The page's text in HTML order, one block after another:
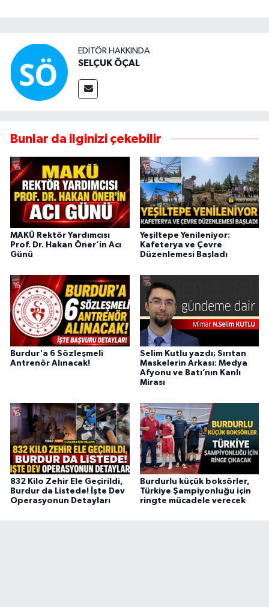
EDITÖR HAKKINDA
SELÇUK ÖÇAL
Bunlar da ilginizi çekebilir
MAKÜ Rektör Yardımcısı
Prof. Dr. Hakan Öner’in Acı
Günü
Yeşiltepe Yenileniyor:
Kafeterya ve Çevre
Düzenlemesi Başladı
Burdur'a 6 Sözleşmeli
Antrenör Alınacak!
Selim Kutlu yazdı; Sırıtan
Maskelerin Arkası: Medya
Afyonu ve Batı’nın Kanlı
Mirası
832 Kilo Zehir Ele Geçirildi,
Burdur da Listede! İşte Dev
Operasyonun Detayları
Burdurlu küçük boksörler,
Türkiye Şampiyonluğu için
ringte mücadele verecek